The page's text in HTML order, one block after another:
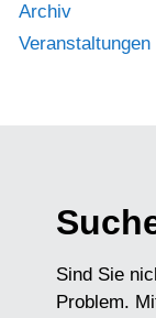
Archiv
Veranstaltungen
Sind Sie
Problem.